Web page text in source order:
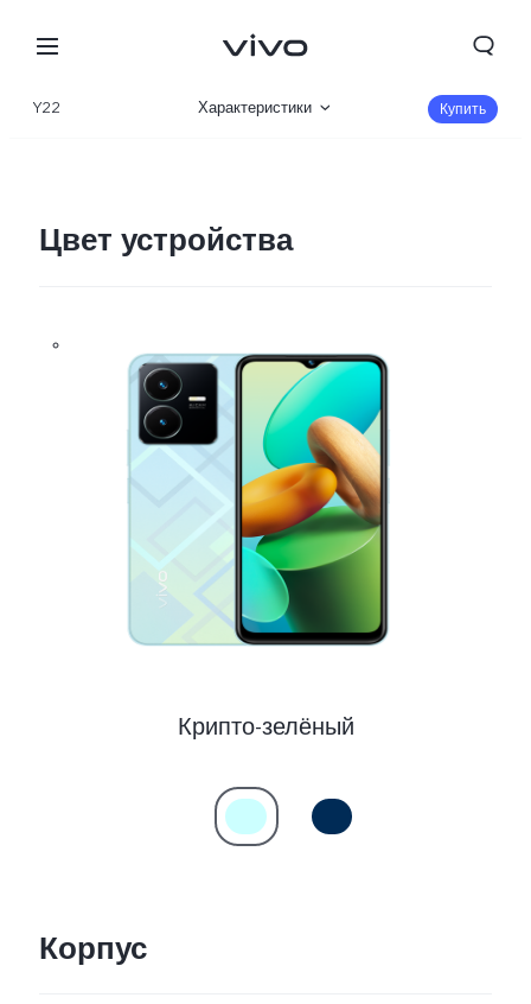
Казахстан | Выберите страну/регион
Y22 Характеристики Купить
Цвет устройства
Крипто-зелёный
Корпус